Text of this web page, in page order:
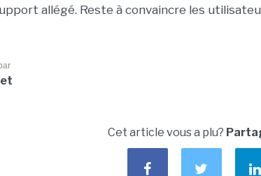
allégé. Reste à convaincre les
Cet article vous a plu?